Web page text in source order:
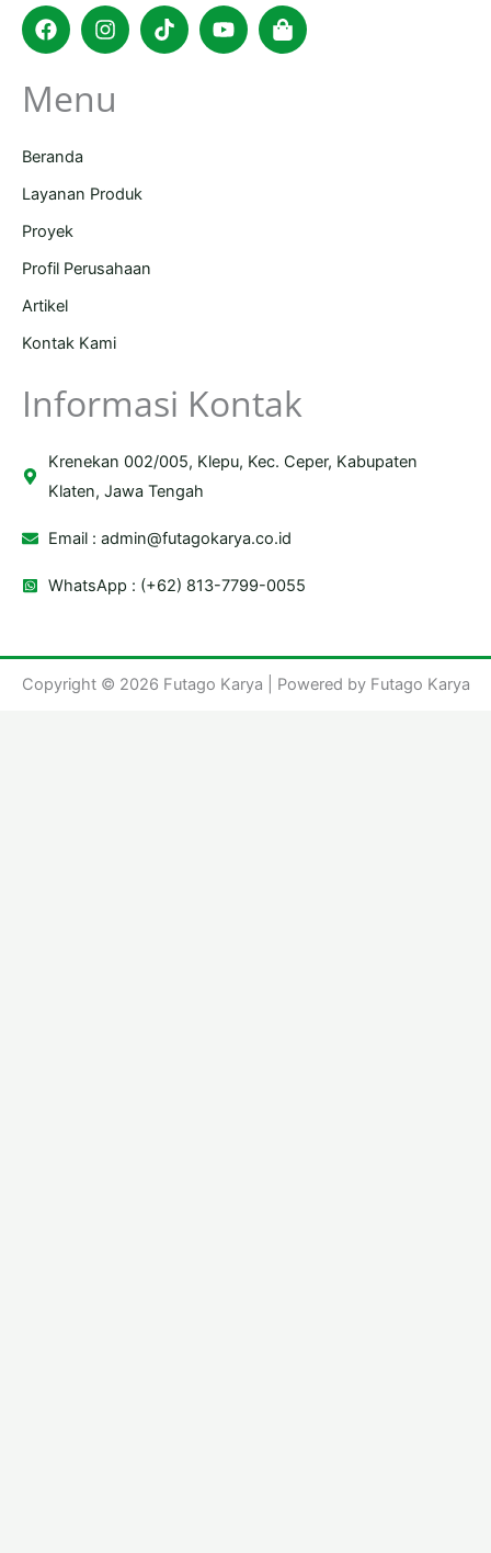
FacebookInstagram
TiktokYoutubeShopping-
bag
Menu
Beranda
Layanan Produk
Proyek
Profil Perusahaan
Artikel
Kontak Kami
Informasi Kontak
Krenekan 002/005, Klepu, Kec. Ceper, Kabupaten
Klaten, Jawa Tengah
Email :admin@futagokarya.co.id
WhatsApp : (+62) 813-7799-0055
Copyright © 2026 Futago Karya | Powered by Futago Karya